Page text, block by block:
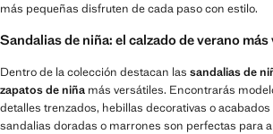
más pequeñas disfruten de cada paso con estilo.
Sandalias de niña: el calzado de verano
Dentro de la colección destacan las sandalias de
zapatos de niña más versátiles. Encontrarás
detalles trenzados, hebillas decorativas o acabados
sandalias doradas o marrones son perfectas para